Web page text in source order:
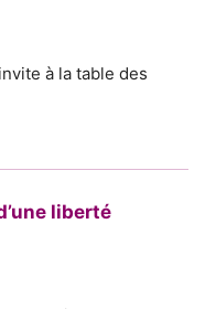
à la table des
liberté